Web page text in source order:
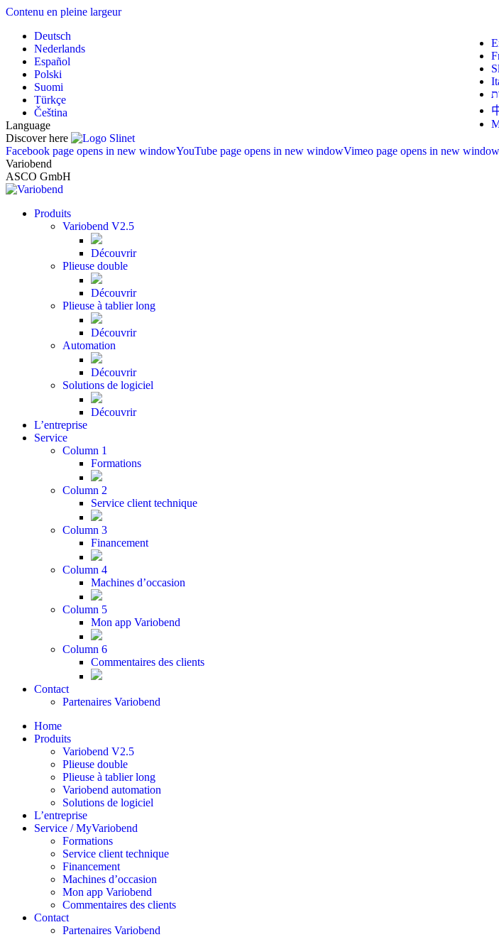
Contenu en pleine largeur
Deutsch
Nederlands
Español
Polski
Suomi
Türkçe
Čeština
Language
Discover here
Facebook page opens in new windowYouTube page opens in new windowVimeo page opens in new window
Variobend
ASCO GmbH
Produits
Variobend V2.5
Découvrir
Plieuse double
Découvrir
Plieuse à tablier long
Découvrir
Automation
Découvrir
Solutions de logiciel
Découvrir
L’entreprise
Service
Column 1
Formations
Column 2
Service client technique
Column 3
Financement
Column 4
Machines d’occasion
Column 5
Mon app Variobend
Column 6
Commentaires des clients
Contact
Partenaires Variobend
Home
Produits
Variobend V2.5
Plieuse double
Plieuse à tablier long
Variobend automation
Solutions de logiciel
L’entreprise
Service / MyVariobend
Formations
Service client technique
Financement
Machines d’occasion
Mon app Variobend
Commentaires des clients
Contact
Partenaires Variobend